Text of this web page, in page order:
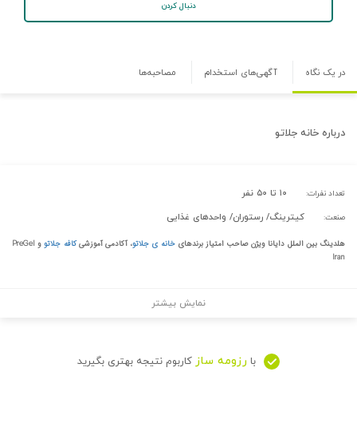
دنبال کردن
در یک نگاه آگهی‌های استخدام مصاحبه‌ها
درباره خانه جلاتو
تعداد نفرات: ۱۰ تا ۵۰ نفر
صنعت: کیترینگ/ رستوران/ واحدهای غذایی
هلدینگ بین الملل دایانا ویژن صاحب امتیاز برندهایخانه ی جلاتو، آکادمی آموزشیکافه جلاتوو PreGel
Iran
نمایش بیشتر
با رزومه ساز کاربوم نتیجه بهتری بگیرید